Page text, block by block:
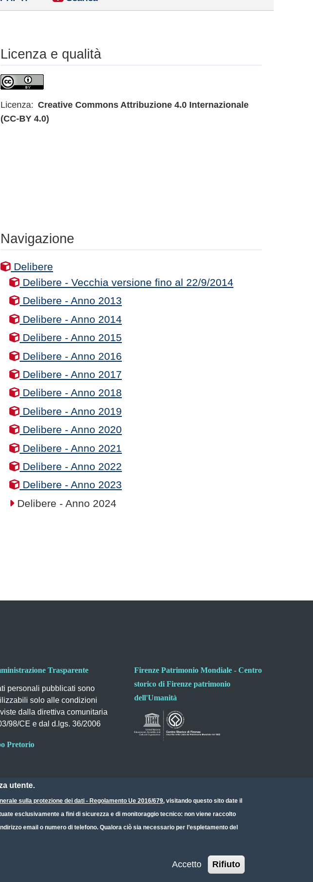
Licenza e qualità
Licenza: Creative Commons Attribuzione 4.0 Internazionale
(CC-BY 4.0)
Navigazione
Delibere
Delibere - Vecchia versione fino al 22/9/2014
Delibere - Anno 2013
Delibere - Anno 2014
Delibere - Anno 2015
Delibere - Anno 2016
Delibere - Anno 2017
Delibere - Anno 2018
Delibere - Anno 2019
Delibere - Anno 2020
Delibere - Anno 2021
Delibere - Anno 2022
Delibere - Anno 2023
Delibere - Anno 2024
Trasparente
personali pubblicati sono
solo alle condizioni
dalla direttiva comunitaria
98/CE e dal d.lgs. 36/2006
Pretorio
Firenze Patrimonio Mondiale - Centro
storico di Firenze patrimonio
dell'Umanità
utente.
sulla protezione dei dati - Regolamento Ue 2016/679, visitando questo sito date il
esclusivamente a fini di sicurezza e di monitoraggio tecnico: non viene raccolto
email o numero di telefono. Qualora ciò sia necessario per l’espletamento del
Accetto Rifiuto